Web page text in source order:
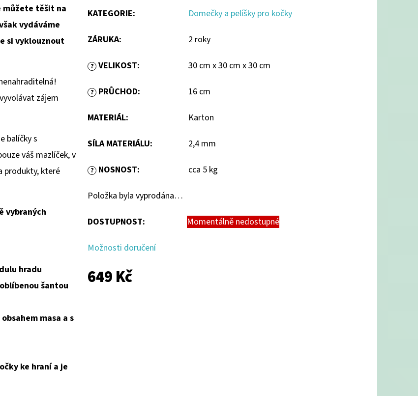
můžete těšit na
vydáváme
si vyklouznout
zájem
balíčky s
váš mazlíček, v
produkty, které
vybraných
hradu
šantou
masa a s
ke hraní a je
KATEGORIE: Domečky a pelíšky pro kočky
ZÁRUKA: 2 roky
? VELIKOST: 30 cm x 30 cm x 30 cm
? PRŮCHOD: 16 cm
MATERIÁL: Karton
SÍLA MATERIÁLU: 2,4 mm
? NOSNOST: cca 5 kg
Položka byla vyprodána…
DOSTUPNOST: Momentálně nedostupné
Možnosti doručení
649 Kč